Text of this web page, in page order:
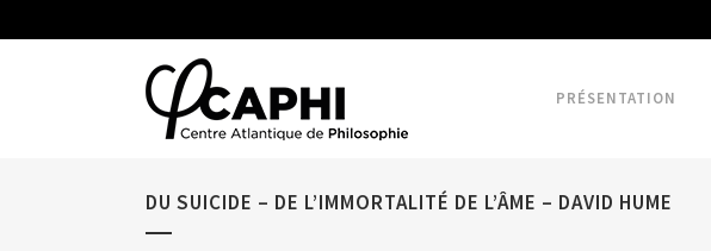
PRÉSENTATION
DU SUICIDE – DE L’IMMORTALITÉ DE L’ÂME – DAVID HUME